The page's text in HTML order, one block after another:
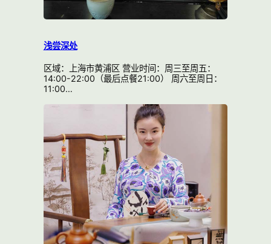
浅尝深处
区域：上海市黄浦区 营业时间：周三至周五：
14:00-22:00（最后点餐21:00） 周六至周日：
11:00…